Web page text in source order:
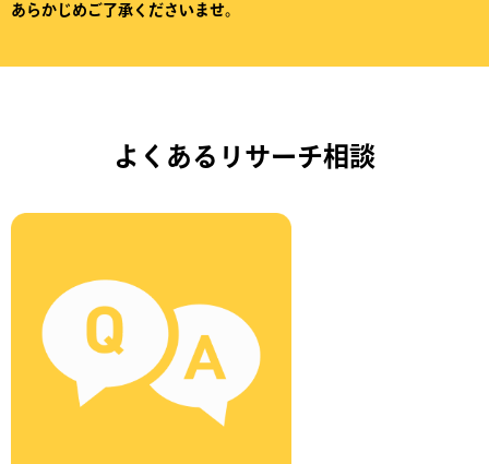
あらかじめご了承くださいませ。
よくあるリサーチ相談